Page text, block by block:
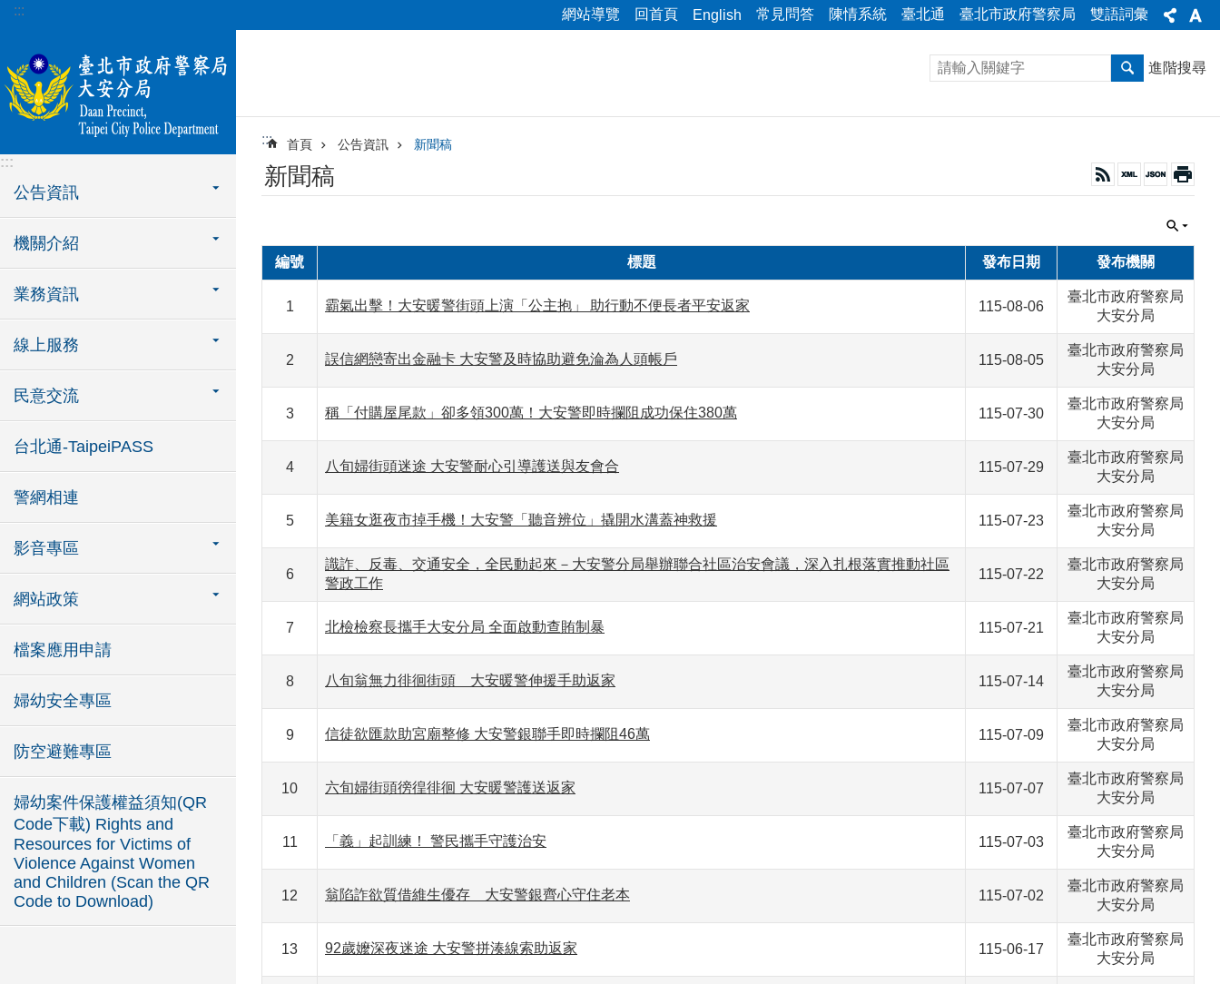
跳到主要內容區塊
::: 網站導覽 回首頁 English 常見問答 陳情系統 臺北通 臺北市政府警察局 雙語詞彙
:::
公告資訊
機關介紹
業務資訊
線上服務
民意交流
台北通-TaipeiPASS
警網相連
影音專區
網站政策
檔案應用申請
婦幼安全專區
防空避難專區
婦幼案件保護權益須知(QR
Code下載) Rights and
Resources for Victims of
Violence Against Women
and Children (Scan the QR
Code to Download)
進階搜尋
::: 首頁 公告資訊 新聞稿
新聞稿
編號 標題 發布日期 發布機關
1 霸氣出擊！大安暖警街頭上演「公主抱」 助行動不便長者平安返家 115-08-06
臺北市政府警察局
大安分局
2 誤信網戀寄出金融卡 大安警及時協助避免淪為人頭帳戶 115-08-05
臺北市政府警察局
大安分局
3 稱「付購屋尾款」卻多領300萬！大安警即時攔阻成功保住380萬 115-07-30
臺北市政府警察局
大安分局
4 八旬婦街頭迷途 大安警耐心引導護送與友會合 115-07-29
臺北市政府警察局
大安分局
5 美籍女逛夜市掉手機！大安警「聽音辨位」撬開水溝蓋神救援 115-07-23
臺北市政府警察局
大安分局
6
識詐、反毒、交通安全，全民動起來－大安警分局舉辦聯合社區治安會議，深入扎根落實推動社區
警政工作
115-07-22
臺北市政府警察局
大安分局
7 北檢檢察長攜手大安分局 全面啟動查賄制暴 115-07-21
臺北市政府警察局
大安分局
8 八旬翁無力徘徊街頭 大安暖警伸援手助返家 115-07-14
臺北市政府警察局
大安分局
9 信徒欲匯款助宮廟整修 大安警銀聯手即時攔阻46萬 115-07-09
臺北市政府警察局
大安分局
10 六旬婦街頭徬徨徘徊 大安暖警護送返家 115-07-07
臺北市政府警察局
大安分局
11 「義」起訓練！ 警民攜手守護治安 115-07-03
臺北市政府警察局
大安分局
12 翁陷詐欲質借維生優存 大安警銀齊心守住老本 115-07-02
臺北市政府警察局
大安分局
13 92歲嬤深夜迷途 大安警拼湊線索助返家 115-06-17
臺北市政府警察局
大安分局